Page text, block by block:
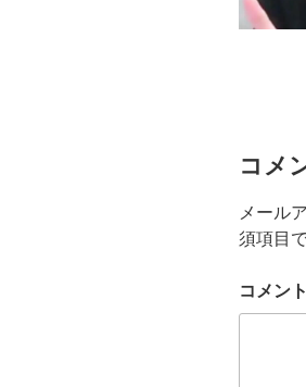
コメ
メール
須項目
コメント